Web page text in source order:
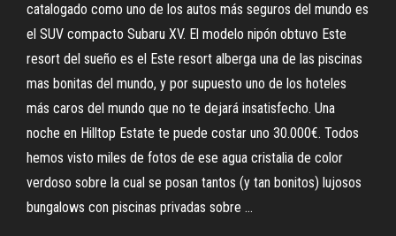
catalogado como uno de los autos más seguros del mundo es
el SUV compacto Subaru XV. El modelo nipón obtuvo Este
resort del sueño es el Este resort alberga una de las piscinas
mas bonitas del mundo, y por supuesto uno de los hoteles
más caros del mundo que no te dejará insatisfecho. Una
noche en Hilltop Estate te puede costar uno 30.000€. Todos
hemos visto miles de fotos de ese agua cristalia de color
verdoso sobre la cual se posan tantos (y tan bonitos) lujosos
bungalows con piscinas privadas sobre …